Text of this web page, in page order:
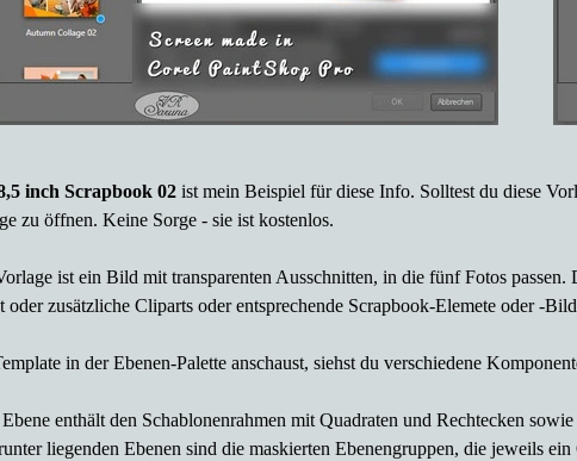
inch Scrapbook 02 ist mein Beispiel für diese Info. Solltest du diese
zu öffnen. Keine Sorge - sie ist kostenlos.
ist ein Bild mit transparenten Ausschnitten, in die fünf Fotos passen.
oder zusätzliche Cliparts oder entsprechende Scrapbook-Elemete oder -
in der Ebenen-Palette anschaust, siehst du verschiedene
enthält den Schablonenrahmen mit Quadraten und Rechtecken
liegenden Ebenen sind die maskierten Ebenengruppen, die jeweils